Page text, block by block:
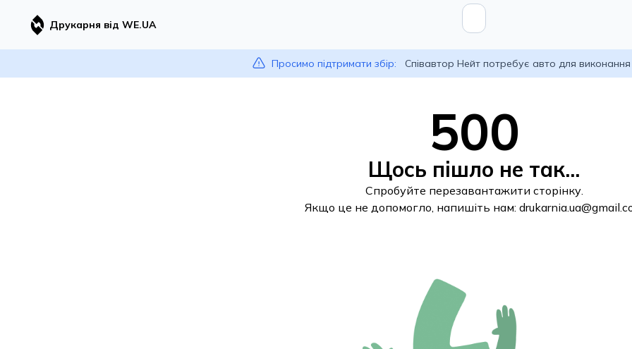
Друкарня від WE.UA
Просимо підтримати збір: Співавтор Нейт потребує авто для
500
Щось пішло не так...
Спробуйте перезавантажити сторінку.
Якщо це не допомогло, напишіть нам: